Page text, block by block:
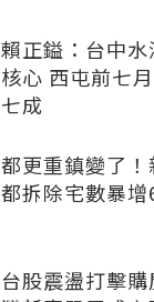
賴正鎰：台中
核心 西屯前七
七成
都更重鎮變了
都拆除宅數暴增
台股震盪打擊